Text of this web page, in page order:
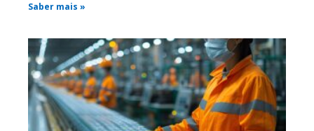
Saber mais »